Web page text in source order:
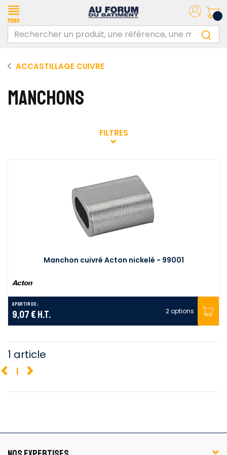
Menu
ACCASTILLAGE CUIVRE
MANCHONS
FILTRES
Manchon cuivré Acton nickelé - 99001
A partir de :
9,07 € H.T. 2 options
1 article
1